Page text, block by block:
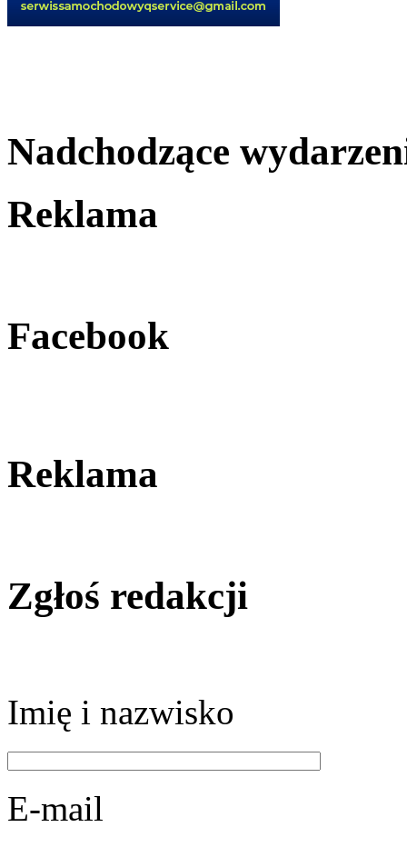
Nadchodzące
Reklama
Facebook
Reklama
Zgłoś redakcji
Imię i nazwisko
E-mail